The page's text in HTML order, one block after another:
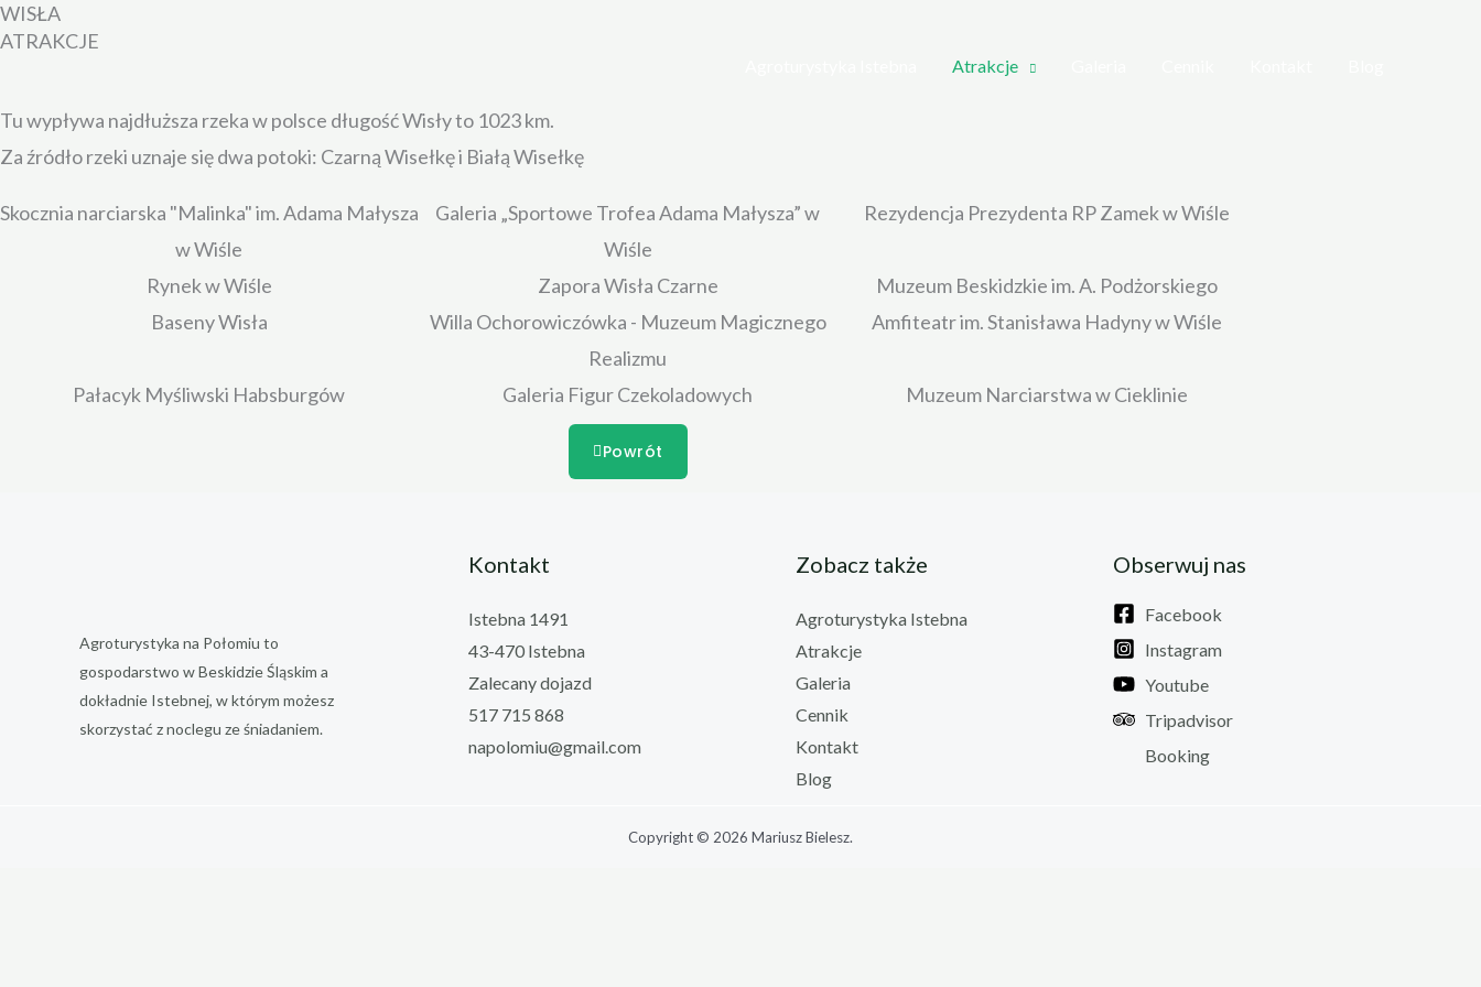
Przejdź
do
Atrakcje
WISŁA
ATRAKCJE
Tu wypływa najdłuższa rzeka w polsce długość Wisły to 1023 km.
Za źródło rzeki uznaje się dwa potoki: Czarną Wisełkę i Białą Wisełkę
Skocznia narciarska "Malinka" im. Adama Małysza
w Wiśle
Galeria „Sportowe Trofea Adama Małysza” w
Wiśle
Rezydencja Prezydenta RP Zamek w Wiśle
Rynek w Wiśle Zapora Wisła Czarne
Muzeum Beskidzkie im. A. Podżorskiego
Baseny Wisła
Willa Ochorowiczówka - Muzeum Magicznego
Realizmu
Amfiteatr im. Stanisława Hadyny w Wiśle
Pałacyk Myśliwski Habsburgów Galeria Figur Czekoladowych Muzeum Narciarstwa w Cieklinie
Powrót
Agroturystyka na Połomiu to
gospodarstwo w Beskidzie Śląskim a
dokładnie Istebnej, w którym możesz
skorzystać z noclegu ze śniadaniem.
Kontakt
Istebna 1491
43-470 Istebna
Zalecany dojazd
517 715 868
napolomiu@gmail.com
Zobacz także
Agroturystyka Istebna
Atrakcje
Galeria
Cennik
Kontakt
Blog
Obserwuj nas
Facebook
Instagram
Youtube
Tripadvisor
Booking
Copyright © 2026 Mariusz Bielesz.